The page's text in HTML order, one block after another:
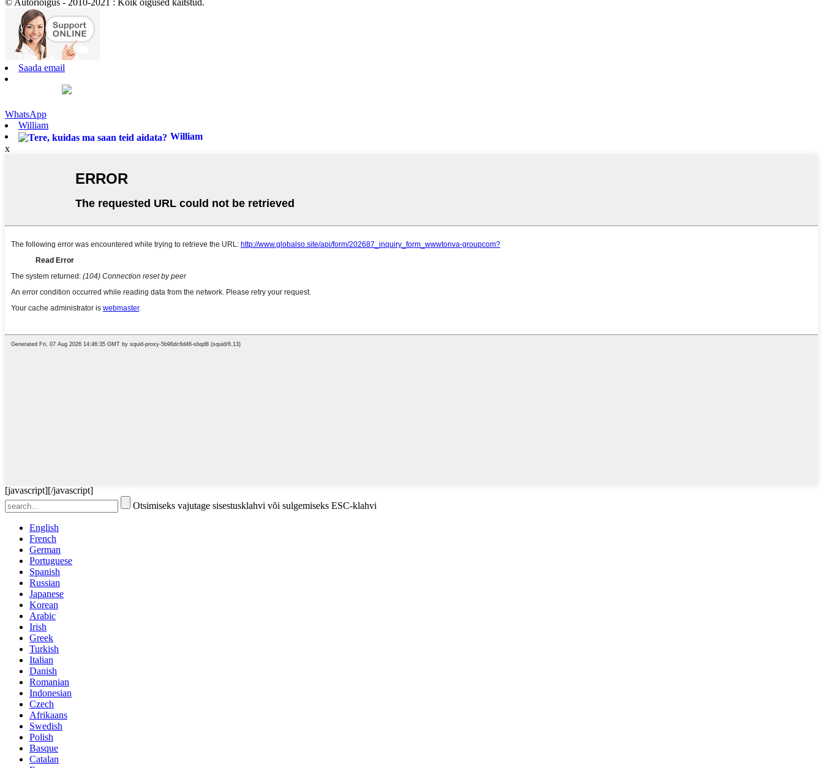
© Autoriõigus - 2010-2021 : Kõik õigused kaitstud.
Saada email
WhatsApp
William
William
x
[javascript][/javascript]
Otsimiseks vajutage sisestusklahvi või sulgemiseks ESC-klahvi
English
French
German
Portuguese
Spanish
Russian
Japanese
Korean
Arabic
Irish
Greek
Turkish
Italian
Danish
Romanian
Indonesian
Czech
Afrikaans
Swedish
Polish
Basque
Catalan